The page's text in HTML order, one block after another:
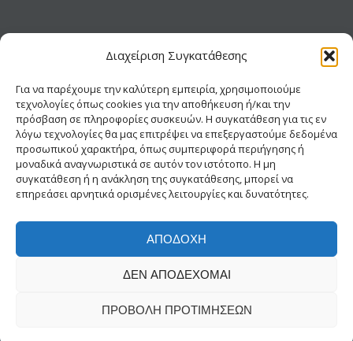
Διαχείριση Συγκατάθεσης
Για να παρέχουμε την καλύτερη εμπειρία, χρησιμοποιούμε
τεχνολογίες όπως cookies για την αποθήκευση ή/και την
πρόσβαση σε πληροφορίες συσκευών. Η συγκατάθεση για τις εν
λόγω τεχνολογίες θα μας επιτρέψει να επεξεργαστούμε δεδομένα
προσωπικού χαρακτήρα, όπως συμπεριφορά περιήγησης ή
μοναδικά αναγνωριστικά σε αυτόν τον ιστότοπο. Η μη
συγκατάθεση ή η ανάκληση της συγκατάθεσης, μπορεί να
επηρεάσει αρνητικά ορισμένες λειτουργίες και δυνατότητες.
ΑΠΟΔΟΧΉ
ΔΕΝ ΑΠΟΔΈΧΟΜΑΙ
ΠΡΟΒΟΛΉ ΠΡΟΤΙΜΉΣΕΩΝ
Προσωπικά Δεδομένα
Πολιτική Cookies
Δήλωση Προσβασιμότητας
© 2026 ΕΑΔΗΣΥ® | Με την διαφύλαξη κάθε
νόμιμου δικαιώματος
Δημιουργία-Σχεδίαση INFOWAY